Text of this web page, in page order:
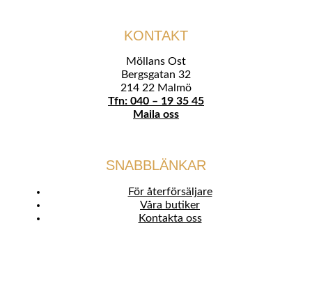
KONTAKT
Möllans Ost
Bergsgatan 32
214 22 Malmö
Tfn: 040 – 19 35 45
Maila oss
SNABBLÄNKAR
För återförsäljare
Våra butiker
Kontakta oss